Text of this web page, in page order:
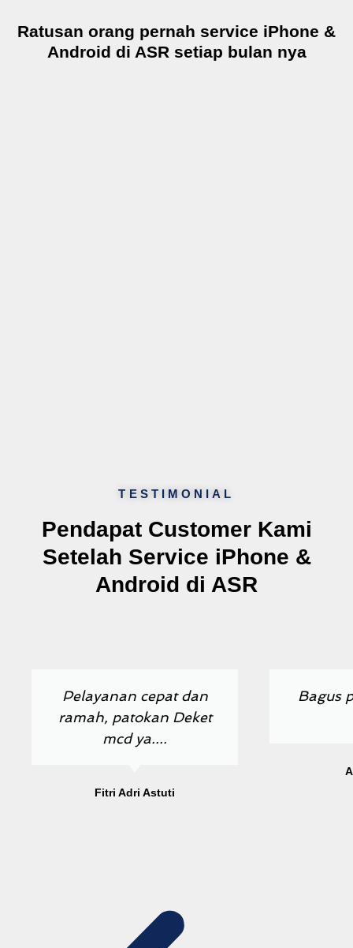
Ratusan orang pernah service iPhone &
Android di ASR setiap bulan nya
TESTIMONIAL
Pendapat Customer Kami
Setelah Service iPhone &
Android di ASR
Pelayanan cepat dan
ramah, patokan Deket
mcd ya....
Fitri Adri Astuti
Bagus